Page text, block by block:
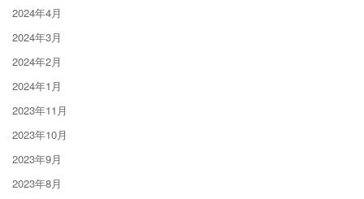
2024年4月
2024年3月
2024年2月
2024年1月
2023年11月
2023年10月
2023年9月
2023年8月